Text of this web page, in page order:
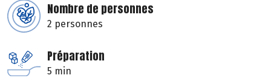
Nombre de personnes
2 personnes
Préparation
5 min